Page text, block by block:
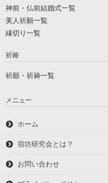
神前・仏前結婚式一覧
美人祈願一覧
縁切り一覧
祈祷
祈願・祈祷一覧
メニュー
ホーム
宿坊研究会とは？
お問い合わせ